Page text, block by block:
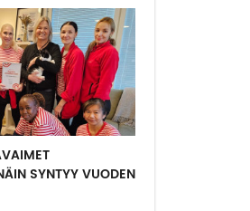
SYNTYY VUODEN